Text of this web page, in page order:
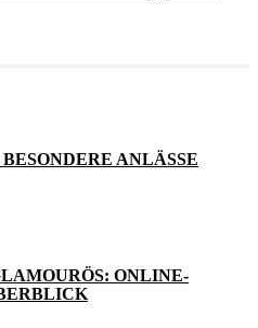
ANLÄSSE
ONLINE-